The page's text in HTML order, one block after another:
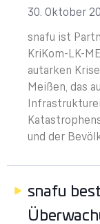
30. Oktober
snafu ist
KriKom-LK-
autarken
Meißen, das
und der
snafu